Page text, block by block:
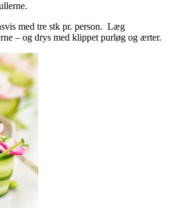
med tre stk pr. person. Læg
– og drys med klippet purløg og ærter.